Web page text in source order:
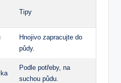
Tipy
Hnojivo ⁤zapracujte do
půdy.
Podle potřeby, na
suchou půdu.